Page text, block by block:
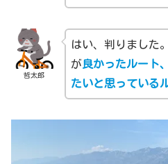
哲太郎
はい、判りました
が良かったルート
たいと思っている